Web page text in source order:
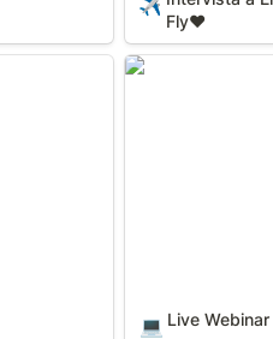
Fly❤
Live Webinar I-
💻 Live Webinar